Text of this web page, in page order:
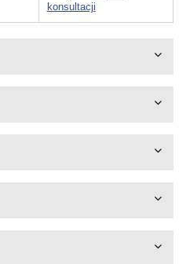
konsultacji